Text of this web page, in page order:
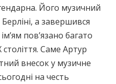
Його музичний
а завершився
пов’язано багато
століття. Саме Артур
внесок у музичне
на честь